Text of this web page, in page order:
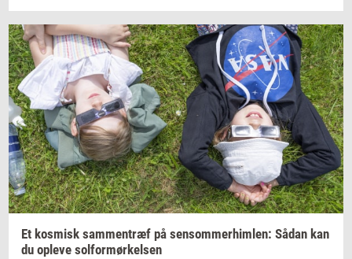
Et kos­misk sam­men­træf på sen­som­mer­him­len: Sådan kan
du op­le­ve sol­for­mør­kel­sen